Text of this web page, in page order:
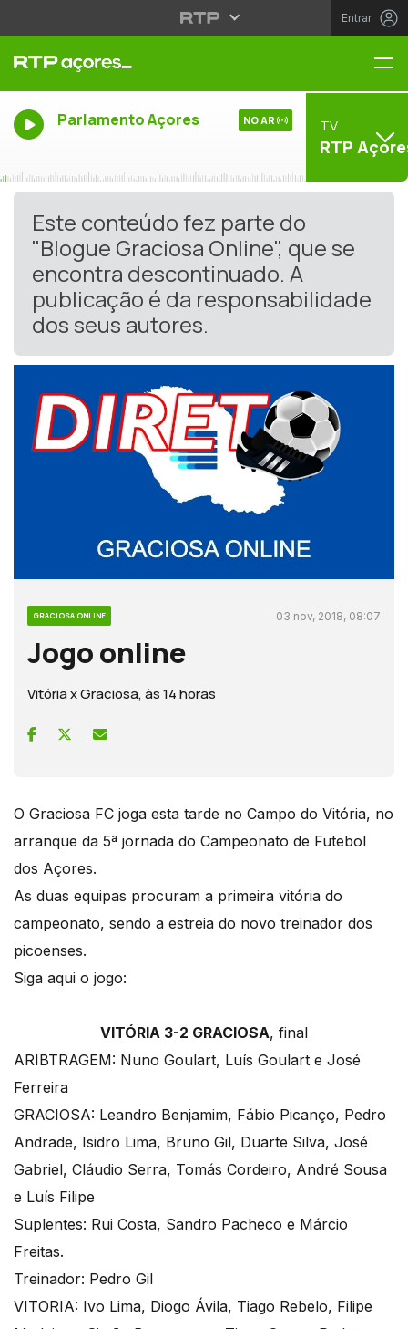
Entrar
Parlamento Açores NO AR TV
RTP
Este conteúdo fez parte do
"Blogue Graciosa Online", que se
encontra descontinuado. A
publicação é da responsabilidade
dos seus autores.
GRACIOSA ONLINE 03 nov, 2018, 08:07
Jogo online
Vitória x Graciosa, às 14 horas
O Graciosa FC joga esta tarde no Campo do Vitória, no
arranque da 5ª jornada do Campeonato de Futebol
dos Açores.
As duas equipas procuram a primeira vitória do
campeonato, sendo a estreia do novo treinador dos
picoenses.
Siga aqui o jogo:
VITÓRIA 3-2 GRACIOSA, final
ARIBTRAGEM: Nuno Goulart, Luís Goulart e José
Ferreira
GRACIOSA: Leandro Benjamim, Fábio Picanço, Pedro
Andrade, Isidro Lima, Bruno Gil, Duarte Silva, José
Gabriel, Cláudio Serra, Tomás Cordeiro, André Sousa
e Luís Filipe
Suplentes: Rui Costa, Sandro Pacheco e Márcio
Freitas.
Treinador: Pedro Gil
VITORIA: Ivo Lima, Diogo Ávila, Tiago Rebelo, Filipe